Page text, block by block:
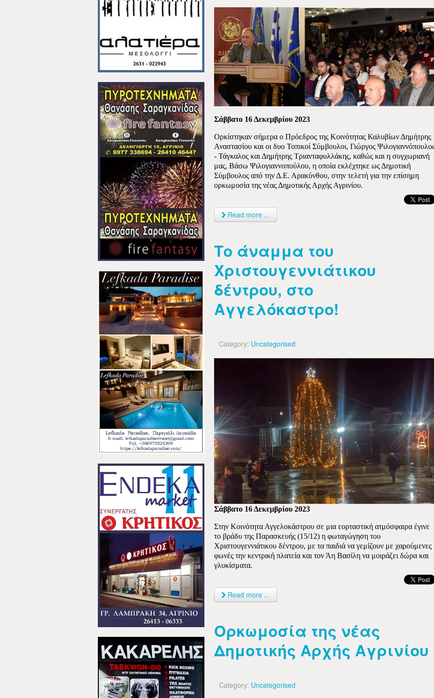
Σάββατο 16 Δεκεμβρίου 2023
Ορκίστηκαν σήμερα ο Πρόεδρος της Κοινότητας Καλυβίων Δημήτρης
Αναστασίου και οι δυο Τοπικοί Σύμβουλοι, Γιώργος
- Τάγκαλος και Δημήτρης Τριανταφυλλάκης, καθώς και η συγχωριανή
μας, Βάσω Ψιλογιαννοπούλου, η οποία εκλέχτηκε ως Δημοτική
Σύμβουλος από την Δ.Ε. Αρακύνθου, στην τελετή για την επίσημη
ορκωμοσία της νέας Δημοτικής Αρχής Αγρινίου.
Read more ...
Το άναμμα του
Χριστουγεννιάτικου
δέντρου, στο
Αγγελόκαστρο!
Category: Uncategorised
Σάββατο 16 Δεκεμβρίου 2023
Στην Κοινότητα Αγγελοκάστρου σε μια εορταστική ατμόσφαιρα έγινε
το βράδυ της Παρασκευής (15/12) η φωταγώγηση του
Χριστουγεννιάτικου δέντρου, με τα παιδιά να γεμίζουν με χαρούμενες
φωνές την κεντρική πλατεία και τον Άη Βασίλη να μοιράζει δώρα και
γλυκίσματα.
Read more ...
Ορκωμοσία της νέας
Δημοτικής Αρχής Αγρινίου
Category: Uncategorised